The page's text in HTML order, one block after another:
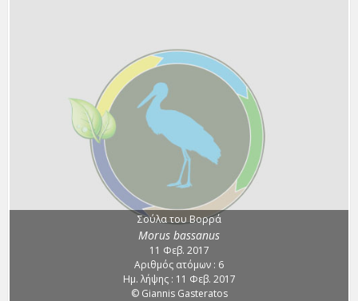
Σούλα του Βορρά
Morus bassanus
11 Φεβ. 2017
Αριθμός ατόμων : 6
Ημ. λήψης : 11 Φεβ. 2017
© Giannis Gasteratos